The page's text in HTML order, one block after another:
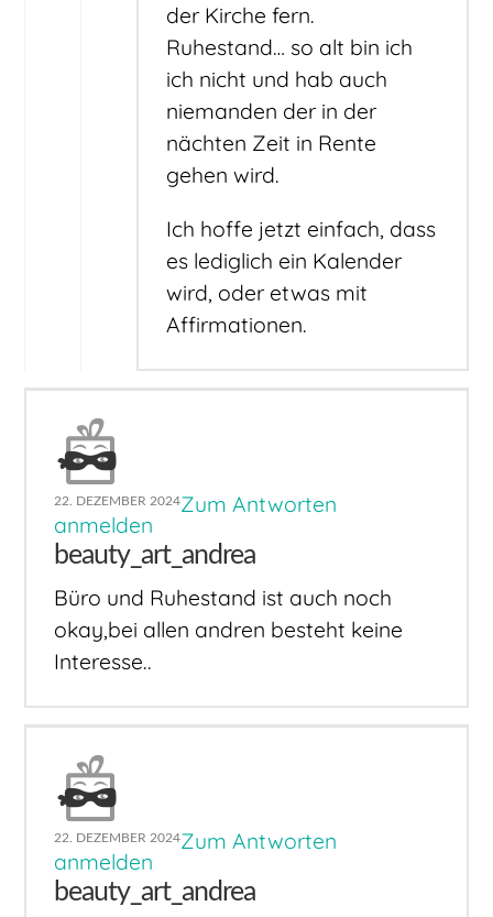
der Kirche fern.
Ruhestand… so alt bin ich
ich nicht und hab auch
niemanden der in der
nächten Zeit in Rente
gehen wird.
Ich hoffe jetzt einfach, dass
es lediglich ein Kalender
wird, oder etwas mit
Affirmationen.
22. DEZEMBER 2024Zum Antworten
anmelden
beauty_art_andrea
Büro und Ruhestand ist auch noch
okay,bei allen andren besteht keine
Interesse..
22. DEZEMBER 2024Zum Antworten
anmelden
beauty_art_andrea